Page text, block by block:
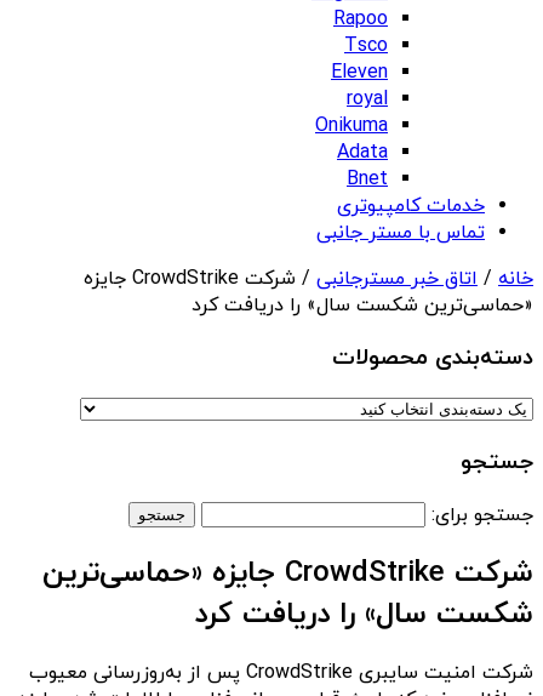
Rapoo
Tsco
Eleven
royal
Onikuma
Adata
Bnet
خدمات کامپیوتری
تماس با مستر جانبی
خانه / اتاق خبر مسترجانبی
/ شرکت CrowdStrike جایزه
«حماسی‌ترین شکست سال» را دریافت کرد
دسته‌بندی‌ محصولات
جستجو
جستجو برای:
شرکت CrowdStrike جایزه «حماسی‌ترین
شکست سال» را دریافت کرد
شرکت امنیت سایبری CrowdStrike پس از به‌روزرسانی معیوب